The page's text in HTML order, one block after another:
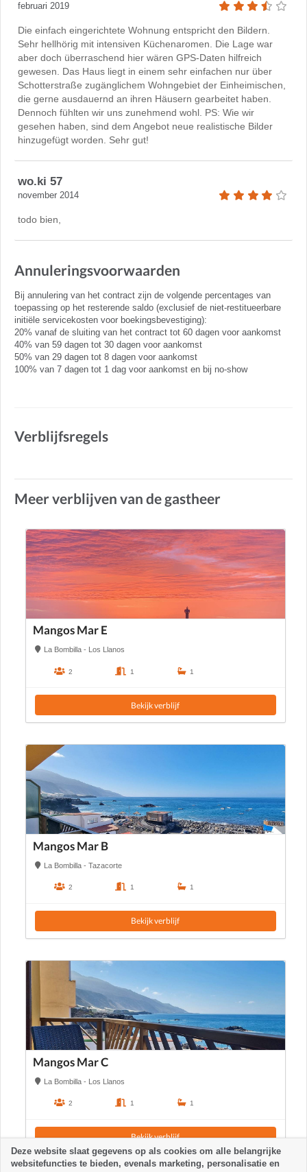
februari 2019
Die einfach eingerichtete Wohnung entspricht den Bildern.
Sehr hellhörig mit intensiven Küchenaromen. Die Lage war
aber doch überraschend hier wären GPS-Daten hilfreich
gewesen. Das Haus liegt in einem sehr einfachen nur über
Schotterstraße zugänglichem Wohngebiet der Einheimischen,
die gerne ausdauernd an ihren Häusern gearbeitet haben.
Dennoch fühlten wir uns zunehmend wohl. PS: Wie wir
gesehen haben, sind dem Angebot neue realistische Bilder
hinzugefügt worden. Sehr gut!
wo.ki 57
november 2014
todo bien,
Annuleringsvoorwaarden
Bij annulering van het contract zijn de volgende percentages van
toepassing op het resterende saldo (exclusief de niet-restitueerbare
initiële servicekosten voor boekingsbevestiging):
20% vanaf de sluiting van het contract tot 60 dagen voor aankomst
40% van 59 dagen tot 30 dagen voor aankomst
50% van 29 dagen tot 8 dagen voor aankomst
100% van 7 dagen tot 1 dag voor aankomst en bij no-show
Verblijfsregels
Meer verblijven van de gastheer
Mangos Mar E
La Bombilla - Los Llanos
2 1 1
Bekijk verblijf
Mangos Mar B
La Bombilla - Tazacorte
2 1 1
Bekijk verblijf
Mangos Mar C
La Bombilla - Los Llanos
2 1 1
Bekijk verblijf
Deze website slaat gegevens op als cookies om alle belangrijke
websitefuncties te bieden, evenals marketing, personalisatie en